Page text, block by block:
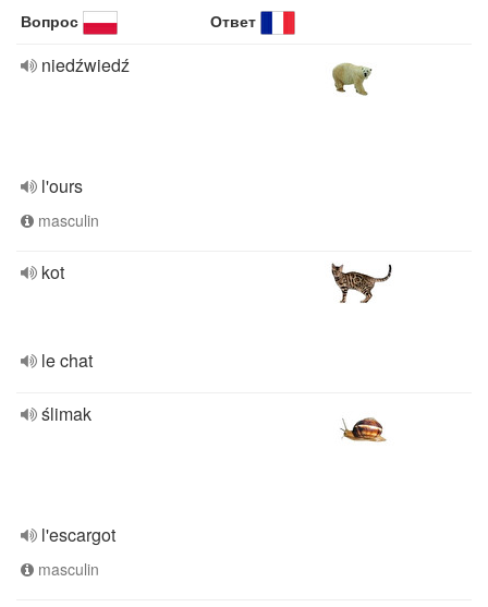
Вопрос Ответ
niedźwiedź
l'ours
masculin
kot
le chat
ślimak
l'escargot
masculin